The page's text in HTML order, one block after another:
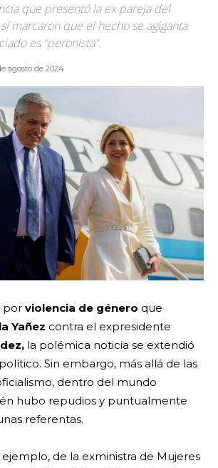
que presentó la ex pareja del
marcaron que el hecho se agiganta
es “peronista”.
agosto de 2024
por violencia de género que
Yañez contra el expresidente
la polémica noticia se extendió
Sin embargo, más allá de las
dentro del mundo
hubo repudios y puntualmente
referentas.
de la exministra de Mujeres